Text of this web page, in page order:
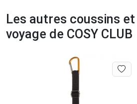
Les autres coussins
voyage de COSY CLUB